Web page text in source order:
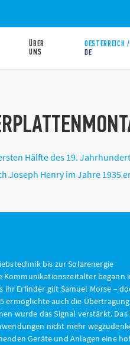
ÜBER
UNS
OESTERREICH /
DE
Hälfte des 19.
Joseph Henry im Jahre 1935
bis zur Solarenergie
Kommunikationszeitalter
ihr Erfinder gilt Samuel Morse –
ermöglichte auch die
wurde das Signal verstärkt.
nicht mehr
Geräte und Anlagen eine